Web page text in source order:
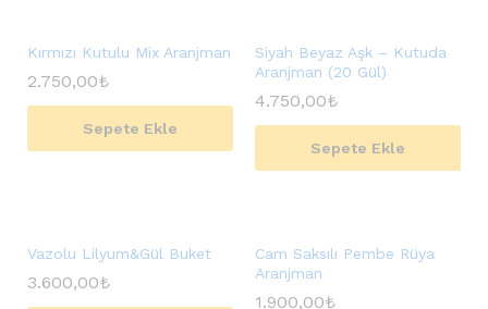
Kırmızı Kutulu Mix Aranjman
2.750,00₺
Sepete Ekle
Siyah Beyaz Aşk – Kutuda
Aranjman (20 Gül)
4.750,00₺
Sepete Ekle
Vazolu Lilyum&Gül Buket
3.600,00₺
Cam Saksılı Pembe Rüya
Aranjman
1.900,00₺